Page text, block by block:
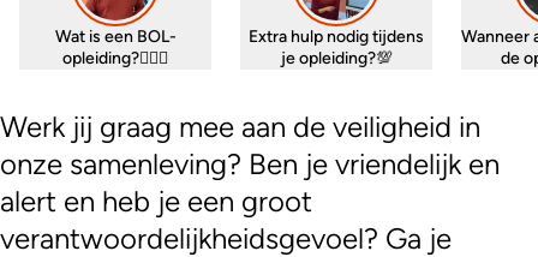
Wat is een BOL-
opleiding?🤷🏼‍♀️
Extra hulp nodig tijdens
je opleiding?💯
Wanneer
de
Werk jij graag mee aan de veiligheid in
onze samenleving? Ben je vriendelijk en
alert en heb je een groot
verantwoordelijkheidsgevoel? Ga je